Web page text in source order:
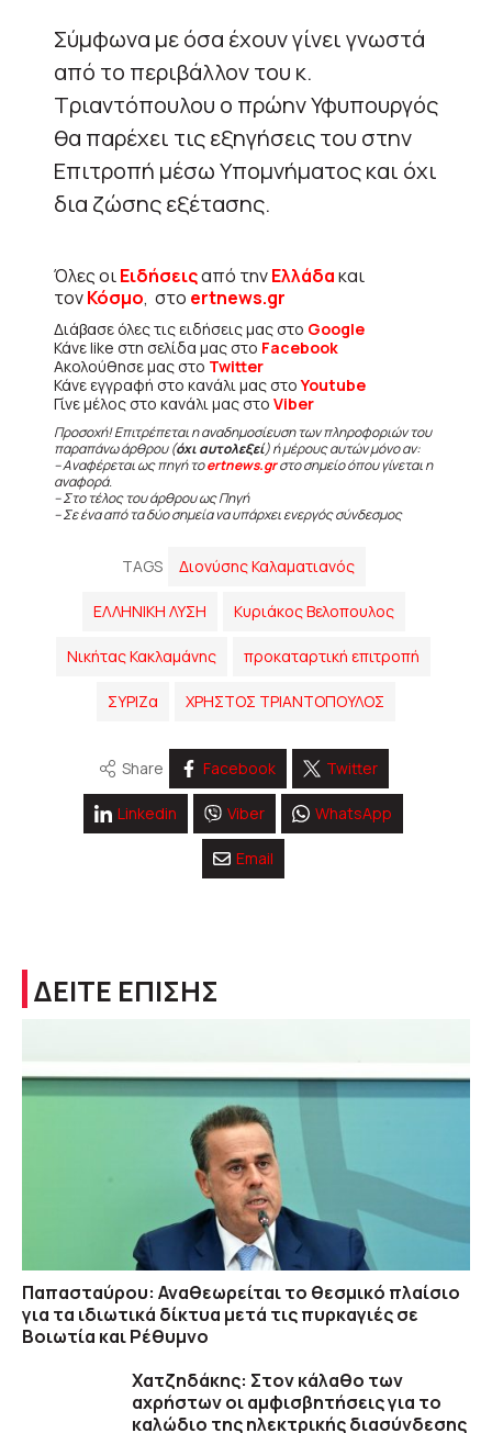
Σύμφωνα με όσα έχουν γίνει γνωστά
από το περιβάλλον του κ.
Τριαντόπουλου ο πρώην Υφυπουργός
θα παρέχει τις εξηγήσεις του στην
Επιτροπή μέσω Υπομνήματος και όχι
δια ζώσης εξέτασης.
Όλες οιΕιδήσειςαπό τηνΕλλάδακαι
τονΚόσμο, στο ertnews.gr
Διάβασε όλες τις ειδήσεις μας στο Google
Κάνε like στη σελίδα μας στο Facebook
Ακολούθησε μας στο Twitter
Κάνε εγγραφή στο κανάλι μας στοYoutube
Γίνε μέλος στο κανάλι μας στο Viber
Προσοχή! Επιτρέπεται η αναδημοσίευση των πληροφοριών του
παραπάνω άρθρου (όχι αυτολεξεί) ή μέρους αυτών μόνο αν:
– Αναφέρεται ως πηγή τοertnews.grστο σημείο όπου γίνεται η
αναφορά.
– Στο τέλος του άρθρου ως Πηγή
– Σε ένα από τα δύο σημεία να υπάρχει ενεργός σύνδεσμος
TAGS Διονύσης Καλαματιανός
ΕΛΛΗΝΙΚΗ ΛΥΣΗ Κυριάκος Βελοπουλος
Νικήτας Κακλαμάνης προκαταρτική επιτροπή
ΣΥΡΙΖα ΧΡΗΣΤΟΣ ΤΡΙΑΝΤΟΠΟΥΛΟΣ
Share Facebook Twitter
Linkedin Viber WhatsApp
Email
ΔΕΙΤΕ ΕΠΙΣΗΣ
Παπασταύρου: Αναθεωρείται το θεσμικό πλαίσιο
για τα ιδιωτικά δίκτυα μετά τις πυρκαγιές σε
Βοιωτία και Ρέθυμνο
Χατζηδάκης: Στον κάλαθο των
αχρήστων οι αμφισβητήσεις για το
καλώδιο της ηλεκτρικής διασύνδεσης